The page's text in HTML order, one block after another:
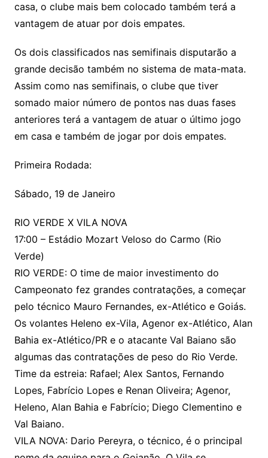
casa, o clube mais bem colocado também terá a
vantagem de atuar por dois empates.
Os dois classificados nas semifinais disputarão a
grande decisão também no sistema de mata-mata.
Assim como nas semifinais, o clube que tiver
somado maior número de pontos nas duas fases
anteriores terá a vantagem de atuar o último jogo
em casa e também de jogar por dois empates.
Primeira Rodada:
Sábado, 19 de Janeiro
RIO VERDE X VILA NOVA
17:00 – Estádio Mozart Veloso do Carmo (Rio
Verde)
RIO VERDE: O time de maior investimento do
Campeonato fez grandes contratações, a começar
pelo técnico Mauro Fernandes, ex-Atlético e Goiás.
Os volantes Heleno ex-Vila, Agenor ex-Atlético, Alan
Bahia ex-Atlético/PR e o atacante Val Baiano são
algumas das contratações de peso do Rio Verde.
Time da estreia: Rafael; Alex Santos, Fernando
Lopes, Fabrício Lopes e Renan Oliveira; Agenor,
Heleno, Alan Bahia e Fabrício; Diego Clementino e
Val Baiano.
VILA NOVA: Dario Pereyra, o técnico, é o principal